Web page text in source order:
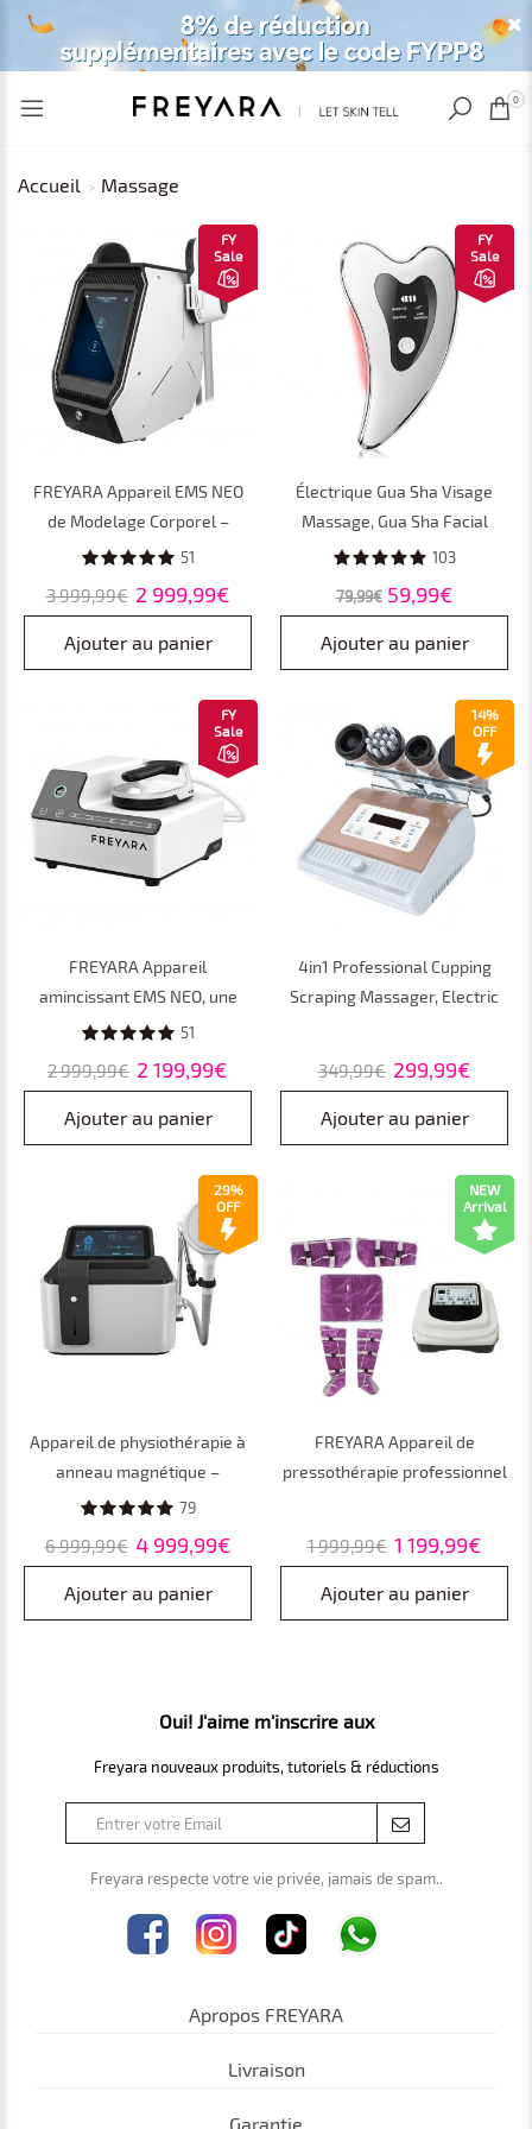
EUR 0
Accueil Massage
FY
Sale
FREYARA Appareil EMS NEO
de Modelage Corporel –
Appareil RF EMS de bureau à
la taille, les bras et les jambes
– tonification musculaire,
raffermissement et réduction
51
3 999,99€ 2 999,99€
Ajouter au panier
FY
Sale
Électrique Gua Sha Visage
Massage, Gua Sha Facial
Tools pour Rides, Poches,
de la Tension, Chauffage et
Vibrations
103
79,99€59,99€
Ajouter au panier
FY
Sale
FREYARA Appareil
amincissant EMS NEO, une
seule poignée, design de
domestique
51
2 999,99€ 2 199,99€
Ajouter au panier
14%
OFF
4in1 Professional Cupping
Scraping Massager, Electric
349,99€ 299,99€
Ajouter au panier
29%
OFF
Appareil de physiothérapie à
anneau magnétique –
Thérapie par champ
soulager la douleur,
traitement profond non
invasif (0–5T, 1–50Hz,
79
6 999,99€ 4 999,99€
Ajouter au panier
NEW
Arrival
FREYARA Appareil de
pressothérapie professionnel
réduction des gonflements et
récupération musculaire
1 999,99€ 1 199,99€
Ajouter au panier
Oui! J'aime m'inscrire aux
Freyara nouveaux produits, tutoriels & réductions
Freyara respecte votre vie privée, jamais de spam..
Apropos FREYARA
Livraison
Garantie